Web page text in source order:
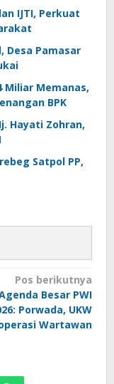
IJTI, Perkuat
Desa Pamasar
Miliar Memanas,
BPK
Hayati Zohran,
Satpol PP,
Pos berikutnya
Besar PWI
Porwada, UKW
Wartawan